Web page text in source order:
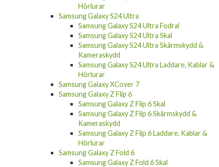
Hörlurar
Samsung Galaxy S24 Ultra
Samsung Galaxy S24 Ultra Fodral
Samsung Galaxy S24 Ultra Skal
Samsung Galaxy S24 Ultra Skärmskydd &
Kameraskydd
Samsung Galaxy S24 Ultra Laddare, Kablar &
Hörlurar
Samsung Galaxy XCover 7
Samsung Galaxy Z Flip 6
Samsung Galaxy Z Flip 6 Skal
Samsung Galaxy Z Flip 6 Skärmskydd &
Kameraskydd
Samsung Galaxy Z Flip 6 Laddare, Kablar &
Hörlurar
Samsung Galaxy Z Fold 6
Samsung Galaxy Z Fold 6 Skal